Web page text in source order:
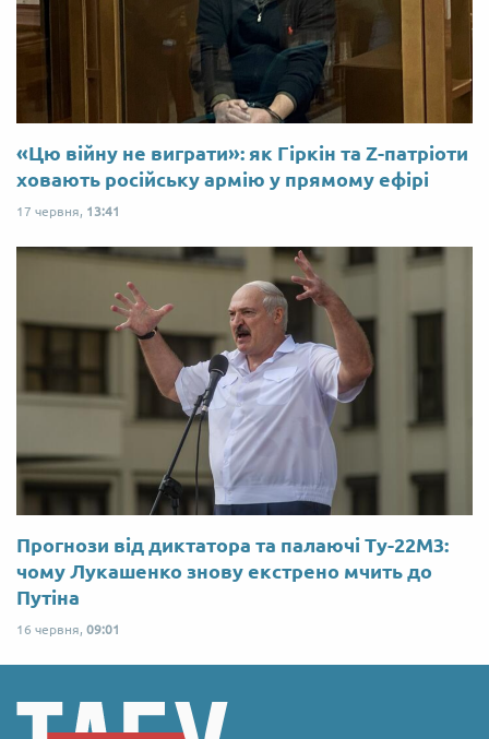
«Цю війну не виграти»: як Гіркін та Z-патріоти
ховають російську армію у прямому ефірі
17 червня, 13:41
Прогнози від диктатора та палаючі Ту-22М3:
чому Лукашенко знову екстрено мчить до
Путіна
16 червня, 09:01